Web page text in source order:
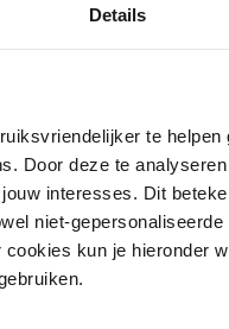
Details
te
Door deze te
interesses. Dit
niet-
kun je hieronder